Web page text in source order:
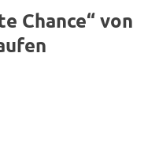
Chance“ von